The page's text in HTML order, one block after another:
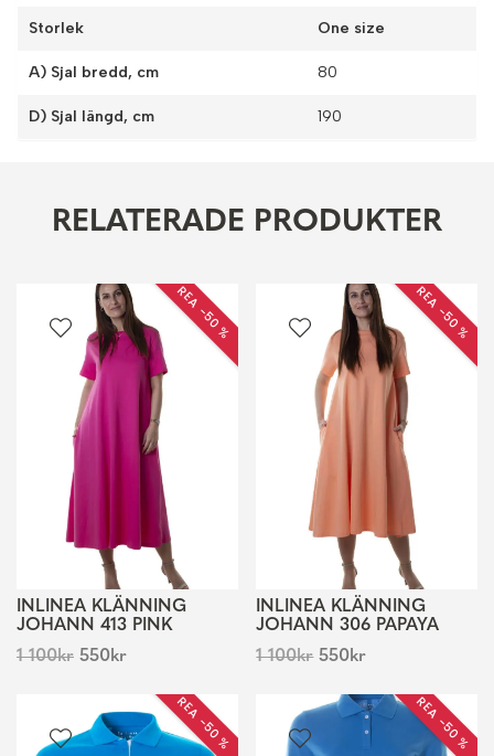
Storlek One size
A) Sjal bredd, cm 80
D) Sjal längd, cm 190
RELATERADE PRODUKTER
REA −50 %
INLINEA KLÄNNING
JOHANN 413 PINK
1 100kr 550kr
REA −50 %
INLINEA KLÄNNING
JOHANN 306 PAPAYA
1 100kr 550kr
REA −50 % REA −50 %